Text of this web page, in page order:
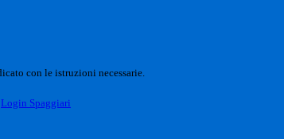
con le istruzioni necessarie.
Login Spaggiari